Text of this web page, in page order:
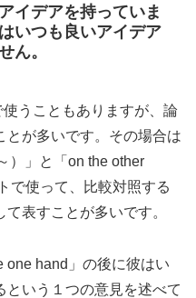
イデアを持っていま
いつも良いアイデア
ん。
使うこともありますが、論
とが多いです。その場合は
）」と「on the other
で使って、比較対照する
表すことが多いです。
one hand」の後に彼はい
いう１つの意見を述べて